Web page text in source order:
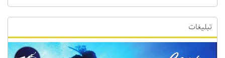
تبلیغات